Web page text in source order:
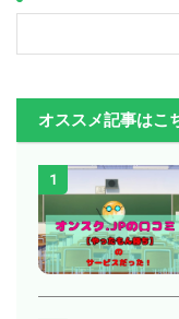
オススメ記事はこ
1